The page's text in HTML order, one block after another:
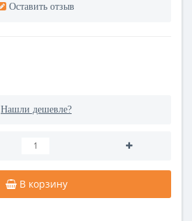
Оставить отзыв
Нашли дешевле?
В корзину